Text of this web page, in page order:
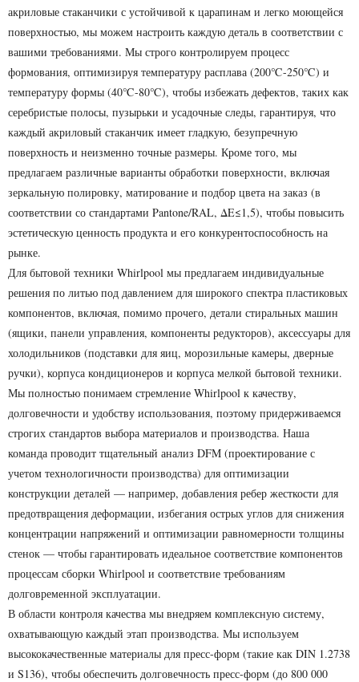
акриловые стаканчики с устойчивой к царапинам и легко моющейся
поверхностью, мы можем настроить каждую деталь в соответствии с
вашими требованиями. Мы строго контролируем процесс
формования, оптимизируя температуру расплава (200℃-250℃) и
температуру формы (40℃-80℃), чтобы избежать дефектов, таких как
серебристые полосы, пузырьки и усадочные следы, гарантируя, что
каждый акриловый стаканчик имеет гладкую, безупречную
поверхность и неизменно точные размеры. Кроме того, мы
предлагаем различные варианты обработки поверхности, включая
зеркальную полировку, матирование и подбор цвета на заказ (в
соответствии со стандартами Pantone/RAL, ΔE≤1,5), чтобы повысить
эстетическую ценность продукта и его конкурентоспособность на
рынке.
Для бытовой техники Whirlpool мы предлагаем индивидуальные
решения по литью под давлением для широкого спектра пластиковых
компонентов, включая, помимо прочего, детали стиральных машин
(ящики, панели управления, компоненты редукторов), аксессуары для
холодильников (подставки для яиц, морозильные камеры, дверные
ручки), корпуса кондиционеров и корпуса мелкой бытовой техники.
Мы полностью понимаем стремление Whirlpool к качеству,
долговечности и удобству использования, поэтому придерживаемся
строгих стандартов выбора материалов и производства. Наша
команда проводит тщательный анализ DFM (проектирование с
учетом технологичности производства) для оптимизации
конструкции деталей — например, добавления ребер жесткости для
предотвращения деформации, избегания острых углов для снижения
концентрации напряжений и оптимизации равномерности толщины
стенок — чтобы гарантировать идеальное соответствие компонентов
процессам сборки Whirlpool и соответствие требованиям
долговременной эксплуатации.
В области контроля качества мы внедряем комплексную систему,
охватывающую каждый этап производства. Мы используем
высококачественные материалы для пресс-форм (такие как DIN 1.2738
и S136), чтобы обеспечить долговечность пресс-форм (до 800 000